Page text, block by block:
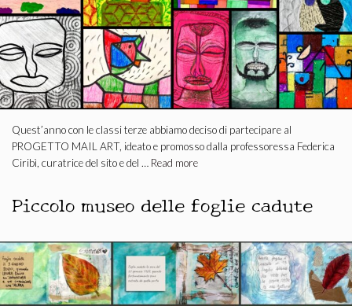
Quest’anno con le classi terze abbiamo deciso di partecipare al
PROGETTO MAIL ART, ideato e promosso dalla professoressa Federica
Ciribì, curatrice del sito e del … Read more
Piccolo museo delle foglie cadute